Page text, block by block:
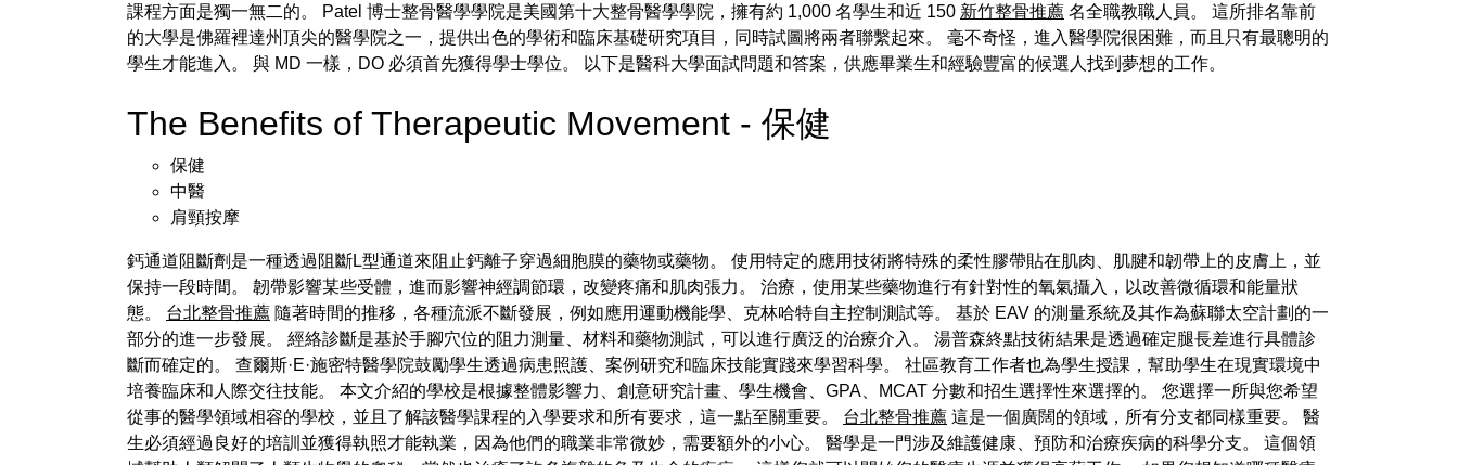
課程方面是獨一無二的。 Patel 博士整骨醫學學院是美國第十大整骨醫學學院，擁有約 1,000 名學生和近 150 新竹整骨推薦 名全職教職人員。 這所排名靠前
的大學是佛羅裡達州頂尖的醫學院之一，提供出色的學術和臨床基礎研究項目，同時試圖將兩者聯繫起來。 毫不奇怪，進入醫學院很困難，而且只有最聰明的
學生才能進入。 與 MD 一樣，DO 必須首先獲得學士學位。 以下是醫科大學面試問題和答案，供應畢業生和經驗豐富的候選人找到夢想的工作。
The Benefits of Therapeutic Movement - 保健
保健
中醫
肩頸按摩
鈣通道阻斷劑是一種透過阻斷L型通道來阻止鈣離子穿過細胞膜的藥物或藥物。 使用特定的應用技術將特殊的柔性膠帶貼在肌肉、肌腱和韌帶上的皮膚上，並
保持一段時間。 韌帶影響某些受體，進而影響神經調節環，改變疼痛和肌肉張力。 治療，使用某些藥物進行有針對性的氧氣攝入，以改善微循環和能量狀
態。 台北整骨推薦 隨著時間的推移，各種流派不斷發展，例如應用運動機能學、克林哈特自主控制測試等。 基於 EAV 的測量系統及其作為蘇聯太空計劃的一
部分的進一步發展。 經絡診斷是基於手腳穴位的阻力測量、材料和藥物測試，可以進行廣泛的治療介入。 湯普森終點技術結果是透過確定腿長差進行具體診
斷而確定的。 查爾斯·E·施密特醫學院鼓勵學生透過病患照護、案例研究和臨床技能實踐來學習科學。 社區教育工作者也為學生授課，幫助學生在現實環境中
培養臨床和人際交往技能。 本文介紹的學校是根據整體影響力、創意研究計畫、學生機會、GPA、MCAT 分數和招生選擇性來選擇的。 您選擇一所與您希望
從事的醫學領域相容的學校，並且了解該醫學課程的入學要求和所有要求，這一點至關重要。 台北整骨推薦 這是一個廣闊的領域，所有分支都同樣重要。 醫
生必須經過良好的培訓並獲得執照才能執業，因為他們的職業非常微妙，需要額外的小心。 醫學是一門涉及維護健康、預防和治療疾病的科學分支。 這個領